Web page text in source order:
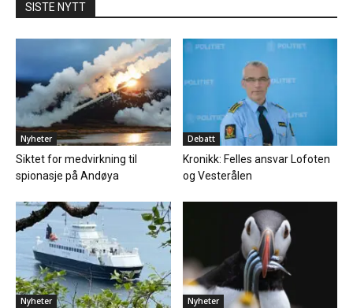
SISTE NYTT
Nyheter
Siktet for medvirkning til
spionasje på Andøya
Debatt
Kronikk: Felles ansvar Lofoten
og Vesterålen
Nyheter Nyheter